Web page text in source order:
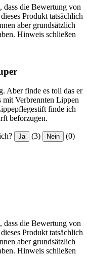
dass die Bewertung von
Produkt tatsächlich
aber grundsätzlich
Hinweis schließen
Aber finde es toll das er
mit Verbrennten Lippen
finde ich
beforzugen.
Ja (3) Nein (0)
dass die Bewertung von
Produkt tatsächlich
aber grundsätzlich
Hinweis schließen